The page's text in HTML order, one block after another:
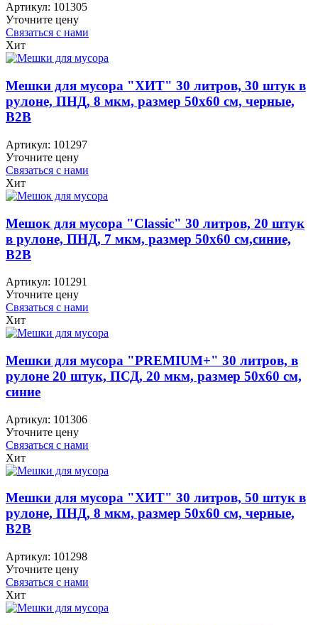
Артикул: 101305
Уточните цену
Связаться с нами
Хит
Мешки для мусора "ХИТ" 30 литров, 30 штук в
рулоне, ПНД, 8 мкм, размер 50х60 см, черные,
B2B
Артикул: 101297
Уточните цену
Связаться с нами
Хит
Мешок для мусора "Classic" 30 литров, 20 штук
в рулоне, ПНД, 7 мкм, размер 50х60 см,синие,
B2B
Артикул: 101291
Уточните цену
Связаться с нами
Хит
Мешки для мусора "PREMIUM+" 30 литров, в
рулоне 20 штук, ПСД, 20 мкм, размер 50х60 см,
синие
Артикул: 101306
Уточните цену
Связаться с нами
Хит
Мешки для мусора "ХИТ" 30 литров, 50 штук в
рулоне, ПНД, 8 мкм, размер 50х60 см, черные,
B2B
Артикул: 101298
Уточните цену
Связаться с нами
Хит